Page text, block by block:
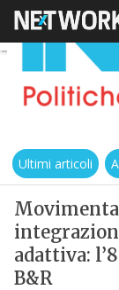
Ultimi articoli
adattiva:
B&R